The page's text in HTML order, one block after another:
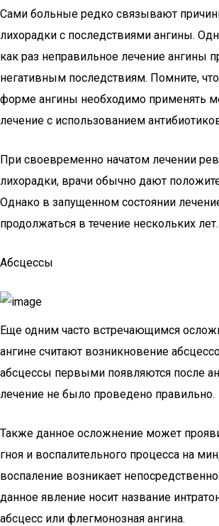
Сами больные редко связывают
лихорадки с последствиями ангины.
как раз неправильное лечение ангины
негативным последствиям. Помните,
форме ангины необходимо применять
лечение с использованием
При своевременно начатом лечении
лихорадки, врачи обычно дают
Однако в запущенном состоянии
продолжаться в течение нескольких лет.
Абсцессы
Еще одним часто встречающимся
ангине считают возникновение
абсцессы первыми появляются после
лечение не было проведено правильно.
Также данное осложнение может
гноя и воспалительного процесса на
воспаление возникает
данное явление носит название
абсцесс или флегмонозная ангина.